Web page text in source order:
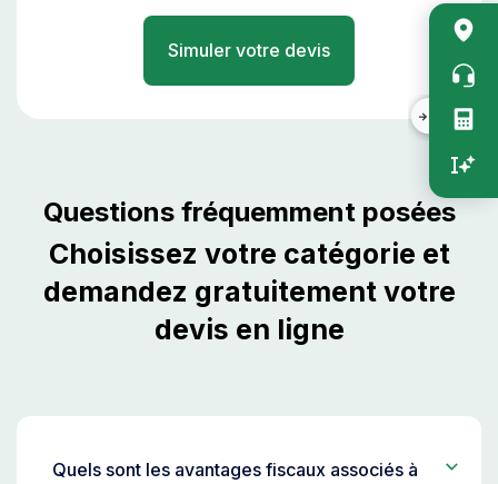
Simuler votre devis
Questions fréquemment posées
Choisissez votre catégorie et
demandez gratuitement votre
devis en ligne
Quels sont les avantages fiscaux associés à